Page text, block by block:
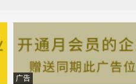
中盛汽车配件有限公司
洛阳盛豫重工机械有限公司
广告